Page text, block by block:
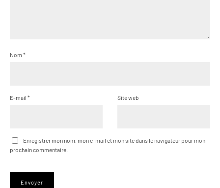
Nom *
E-mail * Site web
Enregistrer mon nom, mon e-mail et mon site dans le navigateur pour mon
prochain commentaire.